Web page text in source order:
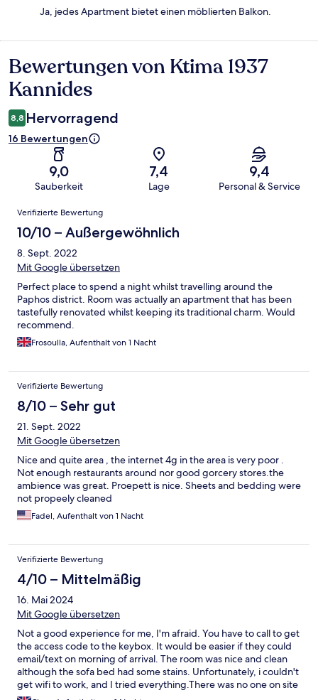
Ja, jedes Apartment bietet einen möblierten Balkon.
Bewertungen
Bewertungen von Ktima 1937
Kannides
8,8 Hervorragend
16 Bewertungen
9,0
Sauberkeit
7,4
Lage
9,4
Personal & Service
Bewertungen
Verifizierte Bewertung
10/10 – Außergewöhnlich
8. Sept. 2022
Mit Google übersetzen
Perfect place to spend a night whilst travelling around the
Paphos district. Room was actually an apartment that has been
tastefully renovated whilst keeping its traditional charm. Would
recommend.
Frosoulla, Aufenthalt von 1 Nacht
Verifizierte Bewertung
8/10 – Sehr gut
21. Sept. 2022
Mit Google übersetzen
Nice and quite area , the internet 4g in the area is very poor .
Not enough restaurants around nor good gorcery stores.the
ambience was great. Proepett is nice. Sheets and bedding were
not propeely cleaned
Fadel, Aufenthalt von 1 Nacht
Verifizierte Bewertung
4/10 – Mittelmäßig
16. Mai 2024
Mit Google übersetzen
Not a good experience for me, I'm afraid. You have to call to get
the access code to the keybox. It would be easier if they could
email/text on morning of arrival. The room was nice and clean
although the sofa bed had some stains. Unfortunately, i couldn't
get wifi to work, and I tried everything.There was no one on site
to help, even though I'd checked in exactly at time requested. I